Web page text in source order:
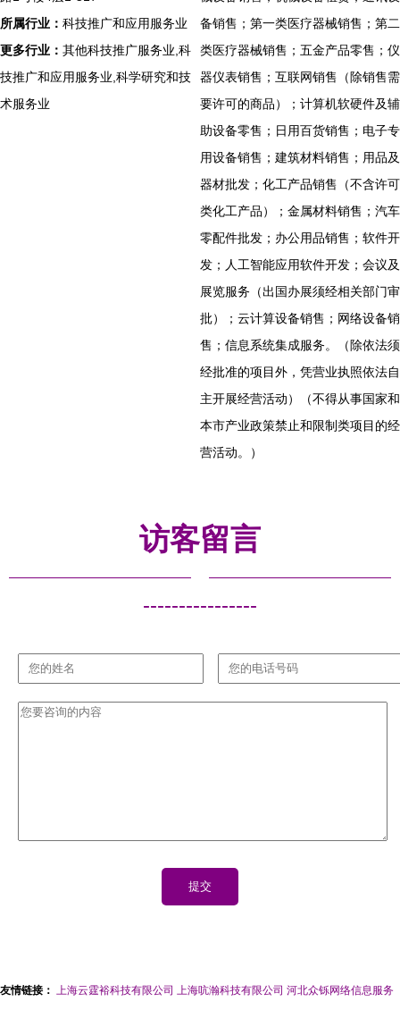
所属行业： 科技推广和应用服务业
更多行业： 其他科技推广服务业,科
技推广和应用服务业,科学研究和技
术服务业
备销售；第一类医疗器械销售；第二
类医疗器械销售；五金产品零售；仪
器仪表销售；互联网销售（除销售需
要许可的商品）；计算机软硬件及辅
助设备零售；日用百货销售；电子专
用设备销售；建筑材料销售；用品及
器材批发；化工产品销售（不含许可
类化工产品）；金属材料销售；汽车
零配件批发；办公用品销售；软件开
发；人工智能应用软件开发；会议及
展览服务（出国办展须经相关部门审
批）；云计算设备销售；网络设备销
售；信息系统集成服务。（除依法须
经批准的项目外，凭营业执照依法自
主开展经营活动）（不得从事国家和
本市产业政策禁止和限制类项目的经
营活动。）
访客留言
----------------
友情链接： 上海云霆裕科技有限公司 上海吭瀚科技有限公司 河北众铄网络信息服务